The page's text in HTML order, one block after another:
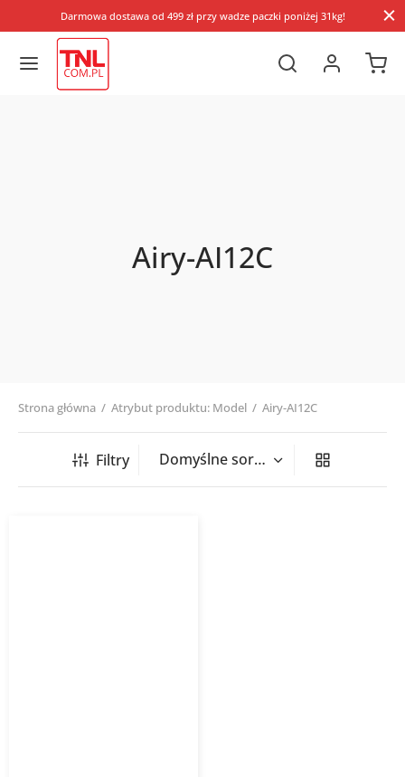
Darmowa dostawa od 499 zł przy wadze paczki poniżej 31kg!
Airy-AI12C
Strona główna / Atrybut produktu: Model / Airy-AI12C
Filtry